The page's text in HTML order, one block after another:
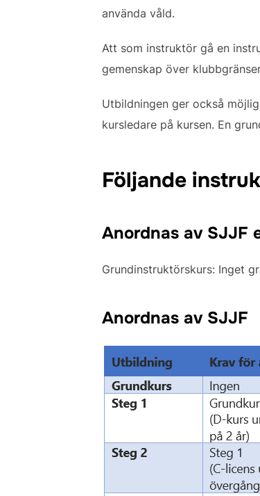
använda våld.
Att som instruktör gå en
gemenskap över
Utbildningen ger också
kursledare på kursen. En
Följande
Anordnas av SJJF
Grundinstruktörskurs: Inget
Anordnas av SJJF